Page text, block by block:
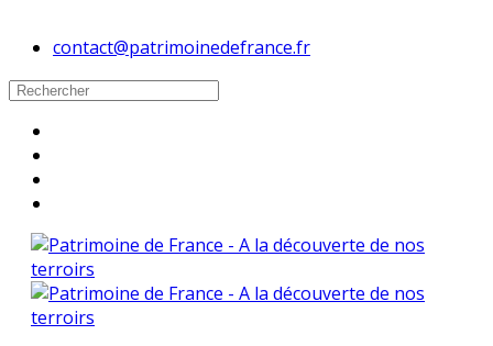
contact@patrimoinedefrance.fr